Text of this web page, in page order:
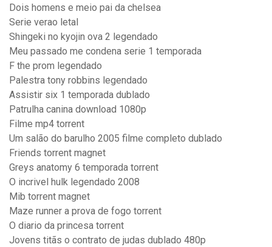
Dois homens e meio pai da chelsea
Serie verao letal
Shingeki no kyojin ova 2 legendado
Meu passado me condena serie 1 temporada
F the prom legendado
Palestra tony robbins legendado
Assistir six 1 temporada dublado
Patrulha canina download 1080p
Filme mp4 torrent
Um salão do barulho 2005 filme completo dublado
Friends torrent magnet
Greys anatomy 6 temporada torrent
O incrivel hulk legendado 2008
Mib torrent magnet
Maze runner a prova de fogo torrent
O diario da princesa torrent
Jovens titãs o contrato de judas dublado 480p